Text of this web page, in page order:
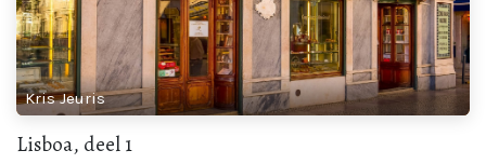
Kris Jeuris
Lisboa, deel 1